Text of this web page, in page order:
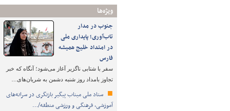
ویژه‌ها
جنوب در مدار
تاب‌آوری؛ پایداری ملی
در امتداد خلیج همیشه
فارس
سفر با شتابی ناگزیر آغاز می‌شود؛ آنگاه که خبر
تجاوز بامداد روز شنبه دشمن به شریان‌های…
ستاد ملی میناب پیگیر بازنگری در سرانه‌های
آموزشی، فرهنگی و ورزشی منطقه/…